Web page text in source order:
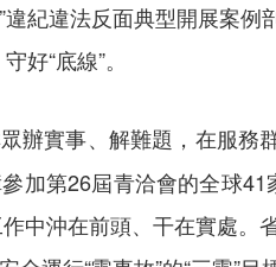
紀違法反面典型開展案例
“底線”。
辦實事、解難題，在服務
加第26屆青洽會的全球41
中沖在前頭、干在實處。